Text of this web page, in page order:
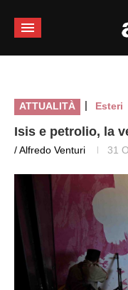
ATTUALITÀ | Esteri
Isis e petrolio, la
/ Alfredo Venturi 31